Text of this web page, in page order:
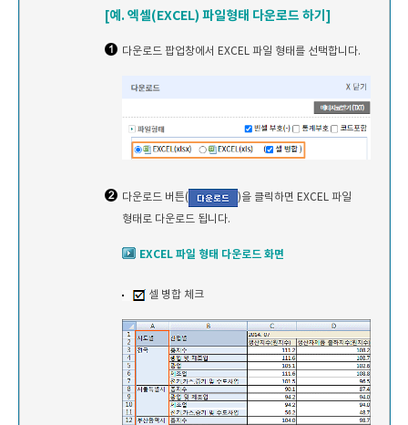
[예. 엑셀(EXCEL) 파일형태 다운로드 하기]
다운로드 팝업창에서 EXCEL 파일 형태를 선택합니다.
다운로드 버튼(
)을 클릭하면 EXCEL 파일
형태로 다운로드 됩니다.
EXCEL 파일 형태 다운로드 화면
셀 병합 체크